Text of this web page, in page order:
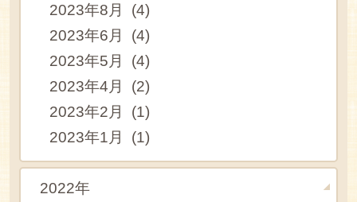
2023年8月 (4)
2023年6月 (4)
2023年5月 (4)
2023年4月 (2)
2023年2月 (1)
2023年1月 (1)
2022年